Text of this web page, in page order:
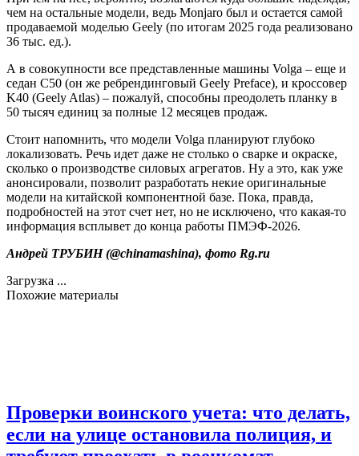
чем на остальные модели, ведь Monjaro был и остается самой
продаваемой моделью Geely (по итогам 2025 года реализовано
36 тыс. ед.).
А в совокупности все представленные машины Volga – еще и
седан C50 (он же ребрендинговый Geely Preface), и кроссовер
K40 (Geely Atlas) – пожалуй, способны преодолеть планку в
50 тысяч единиц за полные 12 месяцев продаж.
Стоит напомнить, что модели Volga планируют глубоко
локализовать. Речь идет даже не столько о сварке и окраске,
сколько о производстве силовых агрегатов. Ну а это, как уже
анонсировали, позволит разработать некие оригинальные
модели на китайской компонентной базе. Пока, правда,
подробностей на этот счет нет, но не исключено, что какая-то
информация всплывет до конца работы ПМЭФ-2026.
Андрей ТРУБИН (@chinamashina), фото Rg.ru
Загрузка ...
Похожие материалы
Проверки воинского учета: что делать,
если на улице остановила полиция, и